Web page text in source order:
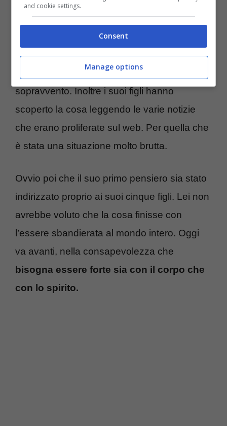
attesa dei risultati. Una cosa veramente
La reazione non è stata certo bella. La Nara
si è messa ad urlare e la paura ha preso il
sopravvento. Inoltre i suoi figli hanno
scoperto la cosa leggendo le varie notizie
che erano proliferate sul web. Per quella che
è stata una situazione molto brutta.
Ovvio poi che il suo primo pensiero sia stato
indirizzato proprio ai suoi cinque figli. Lei non
avrebbe voluto che la cosa finisse con
l’essere sbandierata al mondo intero. Oggi
va avanti, nella consapevolezza che
bisogna essere forte sia con il corpo che
con lo spirito.
and cookie settings.
Consent
Manage options